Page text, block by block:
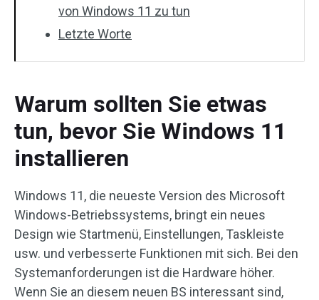
von Windows 11 zu tun
Letzte Worte
Warum sollten Sie etwas
tun, bevor Sie Windows 11
installieren
Windows 11, die neueste Version des Microsoft
Windows-Betriebssystems, bringt ein neues
Design wie Startmenü, Einstellungen, Taskleiste
usw. und verbesserte Funktionen mit sich. Bei den
Systemanforderungen ist die Hardware höher.
Wenn Sie an diesem neuen BS interessant sind,